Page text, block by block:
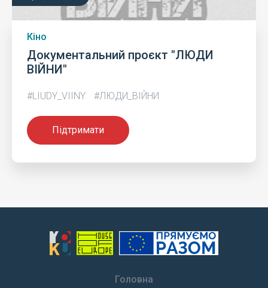
Кіно
Документальний проєкт "ЛЮДИ
ВІЙНИ"
#LIUDY_VIINY #ЛЮДИ_ВІЙНИ
Підтримати
Головна